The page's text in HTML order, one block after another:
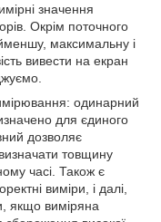
значення
Окрім поточного
максимальну і
вивести на екран
одинарний
для єдиного
дозволяє
товщину
часі. Також є
виміри, і далі,
якщо виміряна